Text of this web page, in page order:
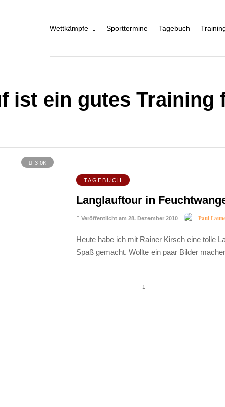
Wettkämpfe Sporttermine Tagebuch
ist ein gutes
3.0K
TAGEBUCH
Langlauftour in
Veröffentlicht am 28. Dezember 2010 Paul
Heute habe ich mit Rainer Kirsch eine tolle
Spaß gemacht. Wollte ein paar Bilder
1